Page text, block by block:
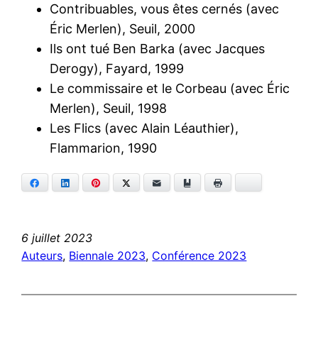
Contribuables, vous êtes cernés (avec
Éric Merlen), Seuil, 2000
Ils ont tué Ben Barka (avec Jacques
Derogy), Fayard, 1999
Le commissaire et le Corbeau (avec Éric
Merlen), Seuil, 1998
Les Flics (avec Alain Léauthier),
Flammarion, 1990
FacebookLinkedIn Pinterest Twitter E-mail Ajouter aux favoris
6 juillet 2023
Auteurs, Biennale 2023, Conférence 2023